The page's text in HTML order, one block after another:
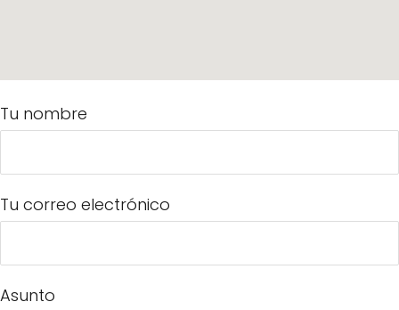
Tu nombre
Tu correo electrónico
Asunto